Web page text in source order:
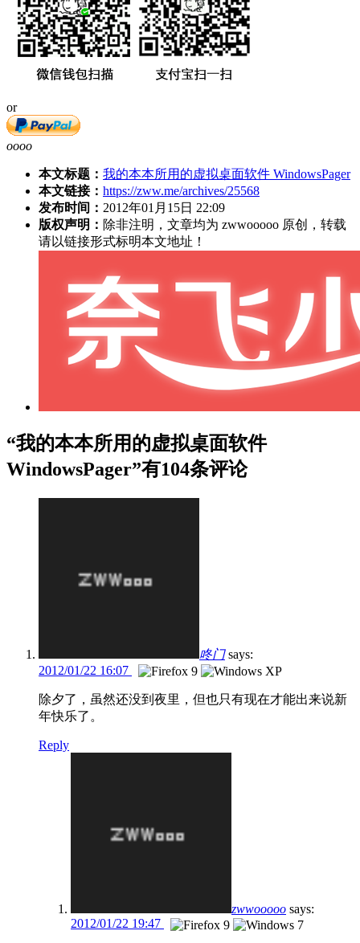
or
oooo
本文标题： 我的本本所用的虚拟桌面软件 WindowsPager
本文链接： https://zww.me/archives/25568
发布时间： 2012年01月15日 22:09
版权声明： 除非注明，文章均为 zwwooooo 原创，转载
请以链接形式标明本文地址！
“我的本本所用的虚拟桌面软件
WindowsPager”有104条评论
咚门 says:
2012/01/22 16:07
除夕了，虽然还没到夜里，但也只有现在才能出来说新
年快乐了。
Reply
zwwooooo says:
2012/01/22 19:47